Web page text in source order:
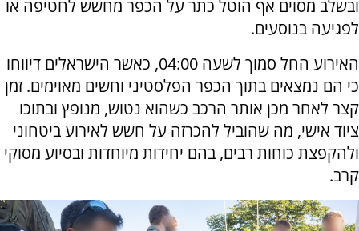
ובשלב מסוים אף הוטל כתר על הכפר מחשש לחטיפה או
לפגיעה בנוסעים.
האירוע החל סמוך לשעה 04:00, כאשר הישראלים דיווחו
כי הם נמצאים בתוך הכפר הפלסטיני וחשים מאוימים. זמן
קצר לאחר מכן אותר הרכב כשהוא נטוש, מנופץ ובתוכו
ציוד אישי, מה שהוביל להכרזה על חשש לאירוע ביטחוני
ולהקפצת כוחות רבים, בהם יחידות מיוחדות ובסיוע מסוקי
קרב.